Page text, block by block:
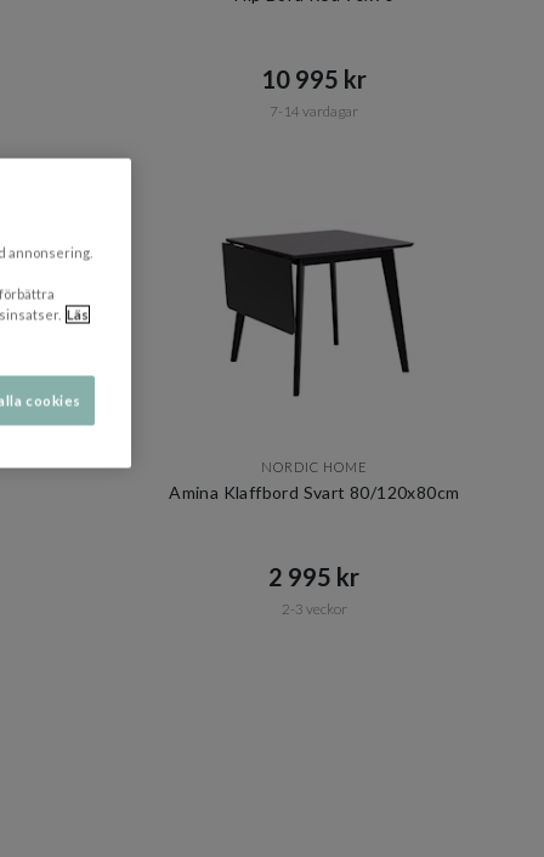
10 995 kr​​
7-14 vardagar
NORDIC HOME
Amina Klaffbord Svart 80/120x80cm
2 995 kr​​
2-3 veckor
annonsering.
Läs
cookies